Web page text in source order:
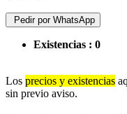
Pedir por WhatsApp
Existencias : 0
Los precios y existencias
sin previo aviso.